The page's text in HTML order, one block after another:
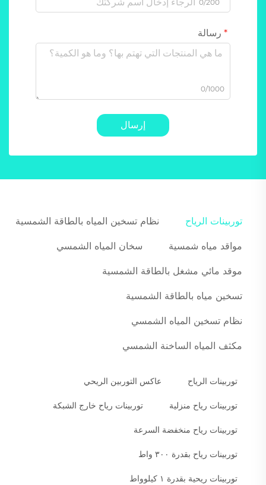
0/200
رسالة
0/1000
إرسال
توربينات الرياح نظام تسخين المياه بالطاقة الشمسية
مواقد مياه شمسية سخان المياه الشمسي
موقد مائي مشغل بالطاقة الشمسية
تسخين مياه بالطاقة الشمسية
نظام تسخين المياه الشمسي
مكثف المياه الساخنة الشمسي
توربينات الرياح عاكس التوربين الريحي
توربينات رياح منزلية توربينات رياح خارج الشبكة
توربينات رياح منخفضة السرعة
توربينات رياح بقدرة ٣٠٠ واط
توربينات ريحية بقدرة ١ كيلوواط